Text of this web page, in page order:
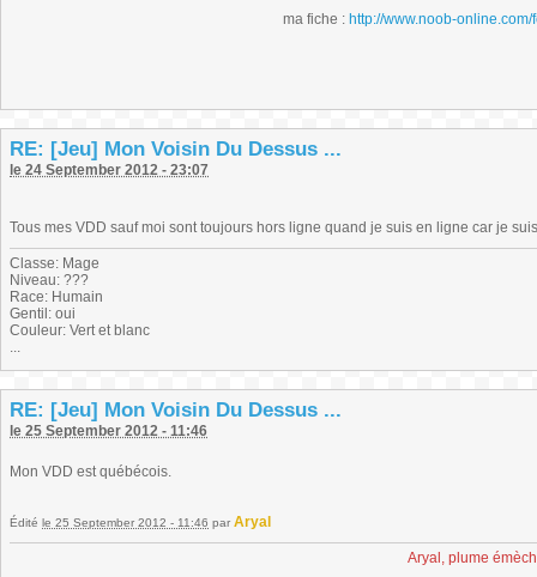
ma fiche : http://www.noob-
RE: [Jeu] Mon Voisin Du Dessus ...
le 24 September 2012 - 23:07
Tous mes VDD sauf moi sont toujours hors ligne quand je suis en ligne car je
Classe: Mage
Niveau: ???
Race: Humain
Gentil: oui
Couleur: Vert et blanc
...
RE: [Jeu] Mon Voisin Du Dessus ...
le 25 September 2012 - 11:46
Mon VDD est québécois.
Édité le 25 September 2012 - 11:46 par Aryal
Aryal, plume